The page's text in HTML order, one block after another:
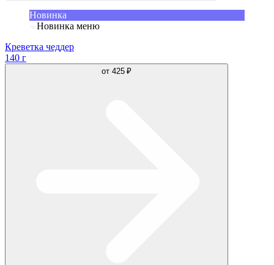
Новинка
Новинка меню
Креветка чеддер
140 г
от 425 ₽